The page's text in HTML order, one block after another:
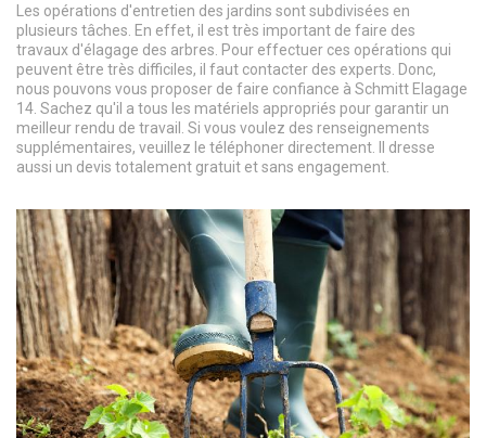
Les opérations d'entretien des jardins sont subdivisées en
plusieurs tâches. En effet, il est très important de faire des
travaux d'élagage des arbres. Pour effectuer ces opérations qui
peuvent être très difficiles, il faut contacter des experts. Donc,
nous pouvons vous proposer de faire confiance à Schmitt Elagage
14. Sachez qu'il a tous les matériels appropriés pour garantir un
meilleur rendu de travail. Si vous voulez des renseignements
supplémentaires, veuillez le téléphoner directement. Il dresse
aussi un devis totalement gratuit et sans engagement.